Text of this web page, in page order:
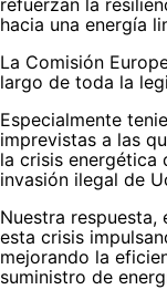
hacia una energía
La Comisión
largo de toda la
Especialmente
imprevistas a las
la crisis energética
invasión ilegal de
Nuestra respuesta,
esta crisis
mejorando la
suministro de